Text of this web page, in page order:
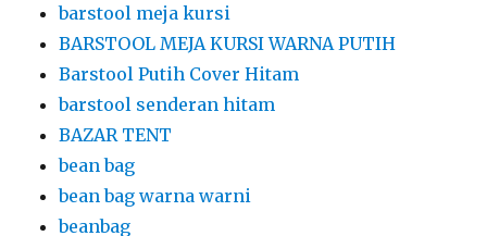
barstool meja kursi
BARSTOOL MEJA KURSI WARNA PUTIH
Barstool Putih Cover Hitam
barstool senderan hitam
BAZAR TENT
bean bag
bean bag warna warni
beanbag